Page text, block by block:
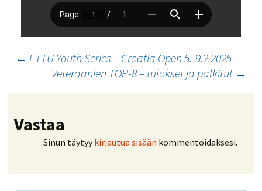
Artikkelien
selaus
← ETTU Youth Series – Croatia Open 5.-9.2.2025
Veteraanien TOP-8 – tulokset ja palkitut →
Vastaa
Sinun täytyykirjautua sisään kommentoidaksesi.